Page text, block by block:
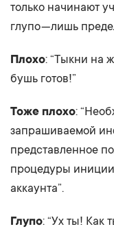
только начинают
глупо — лишь
Плохо: “Тыкни на
бушь готов!”
Тоже плохо:
запрашиваемой
представленное
процедуры
аккаунта”.
Глупо: “Ух ты! Как